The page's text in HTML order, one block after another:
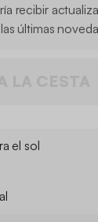
recibir
últimas
el sol